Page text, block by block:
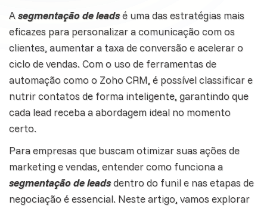
Asegmentação de leadsé uma das estratégias mais
eficazes para personalizar a comunicação com os
clientes, aumentar a taxa de conversãoe acelerar o
ciclo de vendas. Com o uso de ferramentas de
automação como o Zoho CRM, é possível classificar e
nutrir contatos de forma inteligente, garantindo que
cada lead receba a abordagem ideal no momento
certo.
Para empresas que buscam otimizar suas ações de
marketing evendas, entender como funciona a
segmentação de leadsdentro do funil e nas etapas de
negociação é essencial. Neste artigo, vamos explorar